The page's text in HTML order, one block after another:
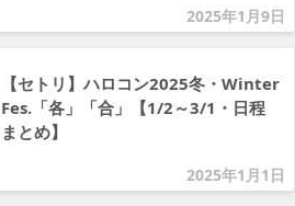
2025年1月9日
2025年1月1日
【セトリ】ハロコン2025冬・Winter
Fes.「各」「合」【1/2～3/1・日程
まとめ】